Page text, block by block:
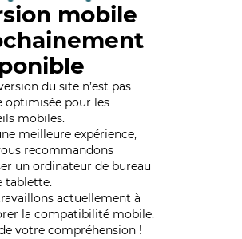
mobile
du site n’est pas
optimisée pour les
mobiles.
meilleure expérience,
recommandons
un ordinateur de bureau
tablette.
actuellement à
la compatibilité mobile.
votre compréhension !